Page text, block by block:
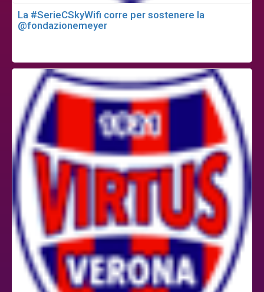
La #SerieCSkyWifi corre per sostenere la
@fondazionemeyer